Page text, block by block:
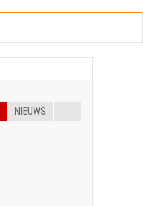
NIEUWS